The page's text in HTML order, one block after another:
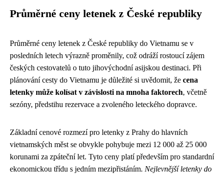
Průměrné ceny letenek z České republiky
Průměrné ceny letenek z České republiky do Vietnamu se v
posledních letech výrazně proměnily, což odráží rostoucí zájem
českých cestovatelů o tuto jihovýchodní asijskou destinaci. Při
plánování cesty do Vietnamu je důležité si uvědomit, že cena
letenky může kolísat v závislosti na mnoha faktorech, včetně
sezóny, předstihu rezervace a zvoleného leteckého dopravce.
Základní cenové rozmezí pro letenky z Prahy do hlavních
vietnamských měst se obvykle pohybuje mezi 12 000 až 25 000
korunami za zpáteční let. Tyto ceny platí především pro standardní
ekonomickou třídu s jedním mezipřistáním. Nejlevnější letenky do